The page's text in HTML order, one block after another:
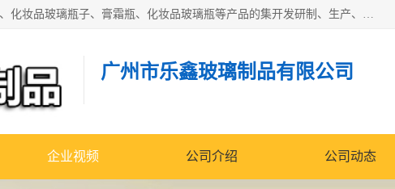
广州乐鑫玻璃制品有限公司是一家专业从事化妆品瓶子、化妆品玻璃瓶子、膏霜瓶、化妆品玻璃瓶等产品的集开发研制、生产、销售于一体的实业型玻璃制品生产企业。产品从设计、开模、试样、生产、蒙砂、抛光、喷涂、高低温单色及多色印刷，烫金（银）到交货实现一条龙服务。
广州市乐鑫玻璃制品有限公司
企业视频 公司介绍 公司动态